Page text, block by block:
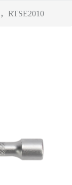
RTSE2010